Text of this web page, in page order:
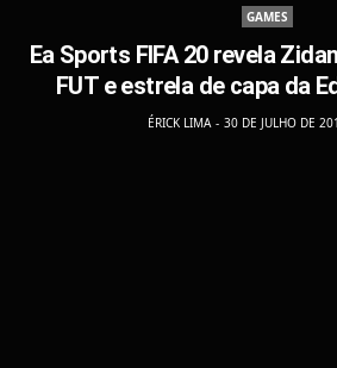
GAMES
Ea Sports FIFA 20 revela
FUT e estrela de capa da
ÉRICK LIMA 30 DE JULHO DE